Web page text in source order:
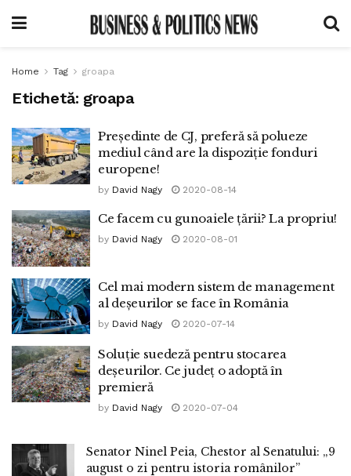
Home Tag groapa
Etichetă: groapa
Președinte de CJ, preferă să polueze
mediul când are la dispoziție fonduri
europene!
by David Nagy 2020-08-14
Ce facem cu gunoaiele țării? La propriu!
by David Nagy 2020-08-01
Cel mai modern sistem de management
al deșeurilor se face în România
by David Nagy 2020-07-14
Soluție suedeză pentru stocarea
deșeurilor. Ce județ o adoptă în
premieră
by David Nagy 2020-07-04
Senator Ninel Peia, Chestor al Senatului: „9
august o zi pentru istoria românilor”